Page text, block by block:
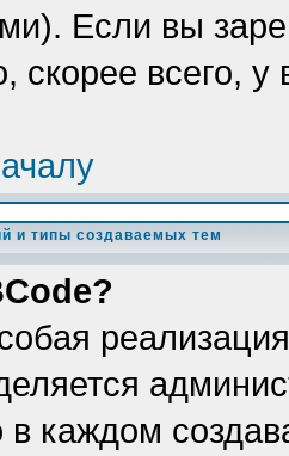
Если вы
скорее всего,
и типы создаваемых тем
в каждом